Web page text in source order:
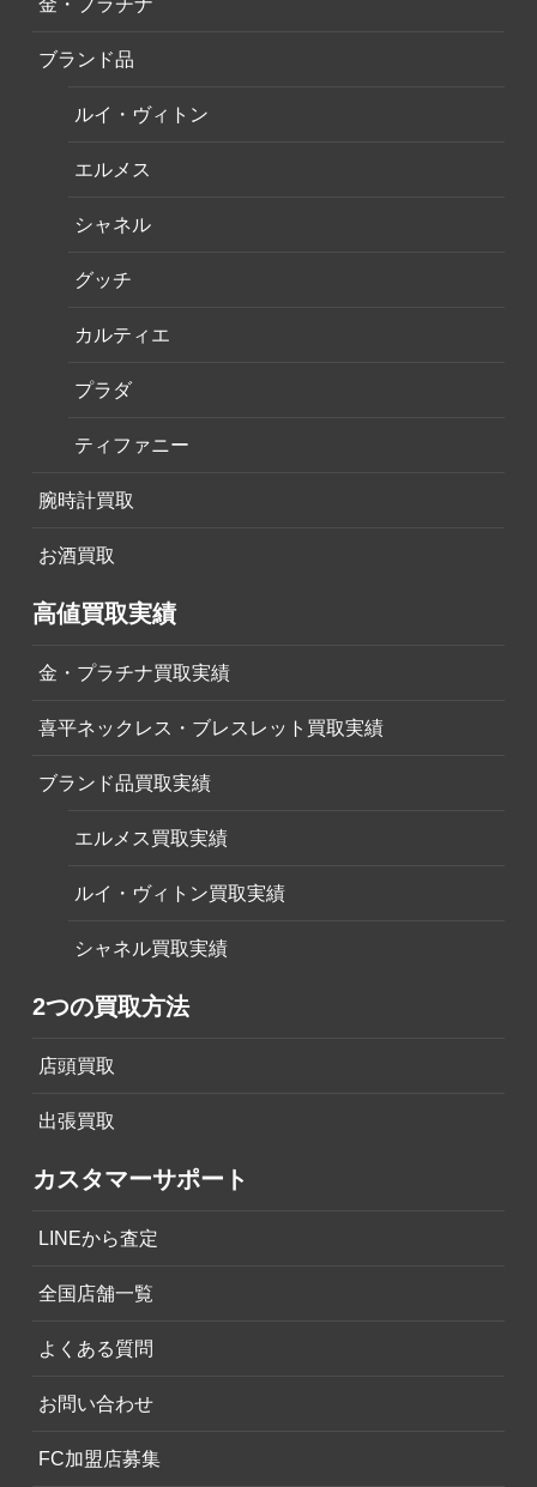
金・プラチナ
ブランド品
ルイ・ヴィトン
エルメス
シャネル
グッチ
カルティエ
プラダ
ティファニー
腕時計買取
お酒買取
高値買取実績
金・プラチナ買取実績
喜平ネックレス・ブレスレット買取実績
ブランド品買取実績
エルメス買取実績
ルイ・ヴィトン買取実績
シャネル買取実績
2つの買取方法
店頭買取
出張買取
カスタマーサポート
LINEから査定
全国店舗一覧
よくある質問
お問い合わせ
FC加盟店募集